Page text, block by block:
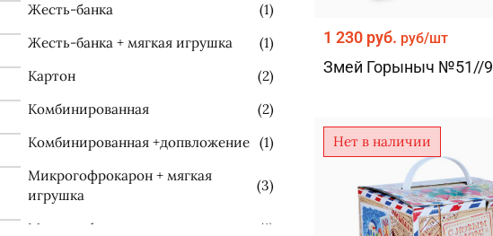
Жесть-банка
(1)
Жесть-банка + мягкая игрушка
(1)
Картон
(2)
Комбинированная
(2)
Комбинированная +допвложение
(1)
Микрогофрокарон + мягкая
игрушка
(3)
Микрогофрокартон
(1)
1 230 руб. руб/шт
Змей Горыныч №51//9
Нет в наличии